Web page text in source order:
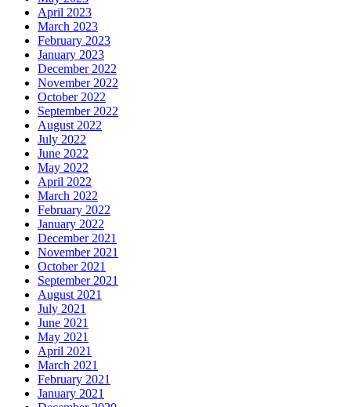
April 2023
March 2023
February 2023
January 2023
December 2022
November 2022
October 2022
September 2022
August 2022
July 2022
June 2022
May 2022
April 2022
March 2022
February 2022
January 2022
December 2021
November 2021
October 2021
September 2021
August 2021
July 2021
June 2021
May 2021
April 2021
March 2021
February 2021
January 2021